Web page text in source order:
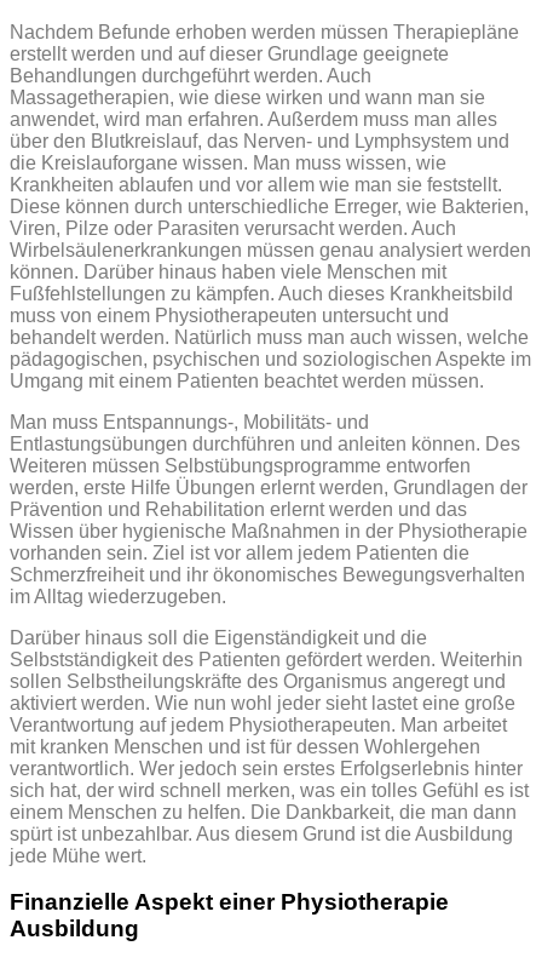
Nachdem Befunde erhoben werden müssen Therapiepläne
erstellt werden und auf dieser Grundlage geeignete
Behandlungen durchgeführt werden. Auch
Massagetherapien, wie diese wirken und wann man sie
anwendet, wird man erfahren. Außerdem muss man alles
über den Blutkreislauf, das Nerven- und Lymphsystem und
die Kreislauforgane wissen. Man muss wissen, wie
Krankheiten ablaufen und vor allem wie man sie feststellt.
Diese können durch unterschiedliche Erreger, wie Bakterien,
Viren, Pilze oder Parasiten verursacht werden. Auch
Wirbelsäulenerkrankungen müssen genau analysiert werden
können. Darüber hinaus haben viele Menschen mit
Fußfehlstellungen zu kämpfen. Auch dieses Krankheitsbild
muss von einem Physiotherapeuten untersucht und
behandelt werden. Natürlich muss man auch wissen, welche
pädagogischen, psychischen und soziologischen Aspekte im
Umgang mit einem Patienten beachtet werden müssen.
Man muss Entspannungs-, Mobilitäts- und
Entlastungsübungen durchführen und anleiten können. Des
Weiteren müssen Selbstübungsprogramme entworfen
werden, erste Hilfe Übungen erlernt werden, Grundlagen der
Prävention und Rehabilitation erlernt werden und das
Wissen über hygienische Maßnahmen in der Physiotherapie
vorhanden sein. Ziel ist vor allem jedem Patienten die
Schmerzfreiheit und ihr ökonomisches Bewegungsverhalten
im Alltag wiederzugeben.
Darüber hinaus soll die Eigenständigkeit und die
Selbstständigkeit des Patienten gefördert werden. Weiterhin
sollen Selbstheilungskräfte des Organismus angeregt und
aktiviert werden. Wie nun wohl jeder sieht lastet eine große
Verantwortung auf jedem Physiotherapeuten. Man arbeitet
mit kranken Menschen und ist für dessen Wohlergehen
verantwortlich. Wer jedoch sein erstes Erfolgserlebnis hinter
sich hat, der wird schnell merken, was ein tolles Gefühl es ist
einem Menschen zu helfen. Die Dankbarkeit, die man dann
spürt ist unbezahlbar. Aus diesem Grund ist die Ausbildung
jede Mühe wert.
Finanzielle Aspekt einer Physiotherapie
Ausbildung